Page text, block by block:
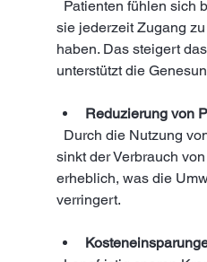
sie jederzeit Zugang
haben. Das steigert
unterstützt die
Reduzierung von
sinkt der Verbrauch
erheblich, was die
verringert.